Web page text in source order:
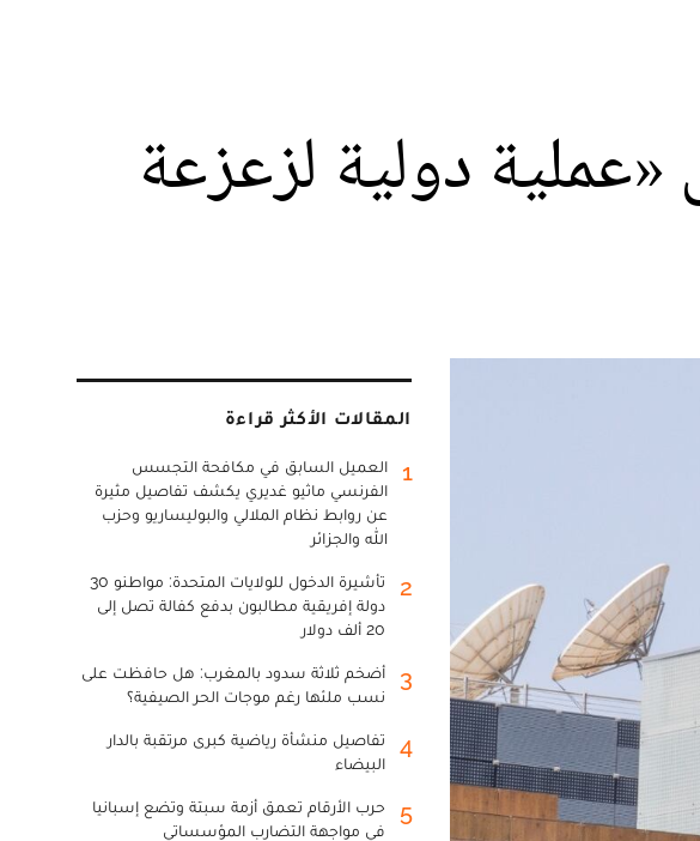
«عملية دولية لزعزعة
المقالات الأكثر قراءة
1
العميل السابق في مكافحة التجسس
الفرنسي ماثيو غديري يكشف تفاصيل مثيرة
عن روابط نظام الملالي والبوليساريو وحزب
الله والجزائر
2
تأشيرة الدخول للولايات المتحدة: مواطنو 30
دولة إفريقية مطالبون بدفع كفالة تصل إلى
20 ألف دولار
3
أضخم ثلاثة سدود بالمغرب: هل حافظت على
نسب ملئها رغم موجات الحر الصيفية؟
4
تفاصيل منشأة رياضية كبرى مرتقبة بالدار
البيضاء
5
حرب الأرقام تعمق أزمة سبتة وتضع إسبانيا
في مواجهة التضارب المؤسساتي